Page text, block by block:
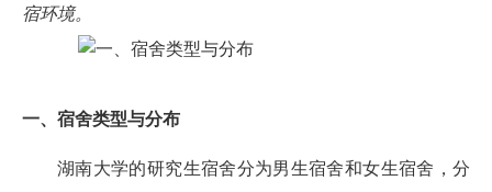
宿环境。
一、宿舍类型与分布
湖南大学的研究生宿舍分为男生宿舍和女生宿舍，分